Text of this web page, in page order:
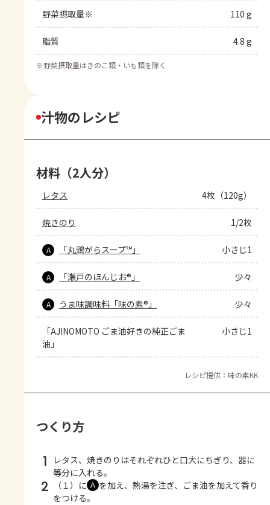
野菜摂取量※ 110 g
脂質 4.8 g
※野菜摂取量はきのこ類・いも類を除く
汁物のレシピ
材料（2人分）
レタス 4枚（120g）
焼きのり 1/2枚
A 「丸鶏がらスープ™」 小さじ1
A 「瀬戸のほんじお®」 少々
A うま味調味料「味の素®」 少々
「AJINOMOTO ごま油好きの純正ごま
油」
小さじ1
レシピ提供：味の素KK
つくり方
1
レタス、焼きのりはそれぞれひと口大にちぎり、器に
等分に入れる。
2 （１）に Ａ を加え、熱湯を注ぎ、ごま油を加えて香り
をつける。